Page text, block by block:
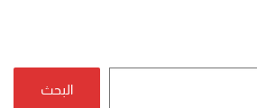
البحث